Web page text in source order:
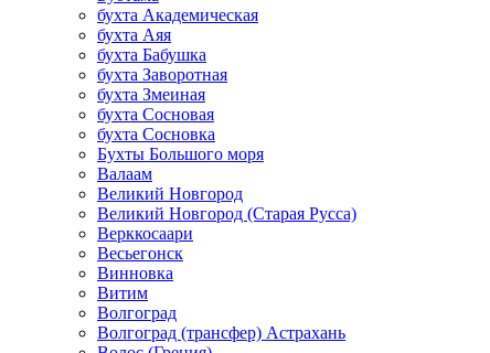
бухта Академическая
бухта Аяя
бухта Бабушка
бухта Заворотная
бухта Змеиная
бухта Сосновая
бухта Сосновка
Бухты Большого моря
Валаам
Великий Новгород
Великий Новгород (Старая Русса)
Верккосаари
Весьегонск
Винновка
Витим
Волгоград
Волгоград (трансфер) Астрахань